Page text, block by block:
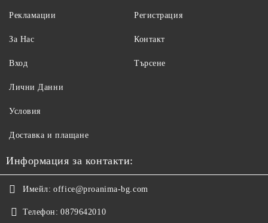
Рекламации
За Нас
Вход
Регистрация
Контакт
Търсене
Лични Данни
Условия
Доставка и плащане
Информация за контакти:
Имейл: office@proanima-bg.com
Телефон: 0879642010